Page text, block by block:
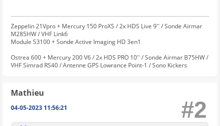
Zeppelin 21Vpro + Mercury 150 ProXS / 2x HDS Live 9'' / Sonde Airmar
M285HW / VHF Link6
Module S3100 + Sonde Active Imaging HD 3en1
Ostrea 600 + Mercury 200 V6 / 2x HDS PRO 10'' / Sonde Airmar B75HW /
VHF Simrad RS40 / Antenne GPS Lowrance Point-1 / Sono Kickers
Mathieu
04-05-2023 11:56:21 #2